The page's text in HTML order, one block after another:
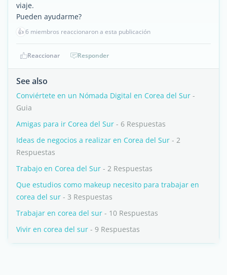
viaje.
Pueden ayudarme?
👍6 miembros reaccionaron a esta publicación
Reaccionar Responder
See also
Conviértete en un Nómada Digital en Corea del Sur -
Guia
Amigas para ir Corea del Sur - 6 Respuestas
Ideas de negocios a realizar en Corea del Sur - 2
Respuestas
Trabajo en Corea del Sur - 2 Respuestas
Que estudios como makeup necesito para trabajar en
corea del sur - 3 Respuestas
Trabajar en corea del sur - 10 Respuestas
Vivir en corea del sur - 9 Respuestas